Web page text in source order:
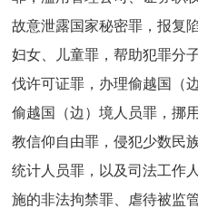
故意泄露国家秘密罪，报复
妇女、儿童罪，帮助犯罪分
伐许可证罪，办理偷越国（
偷越国（边）境人员罪，挪
教信仰自由罪，侵犯少数民
统计人员罪，以及司法工作
施的非法拘禁罪、虐待被监